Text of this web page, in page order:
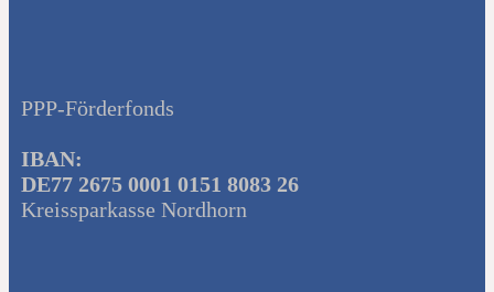
PPP-Förderfonds
IBAN:
DE77 2675 0001 0151 8083 26
Kreissparkasse Nordhorn